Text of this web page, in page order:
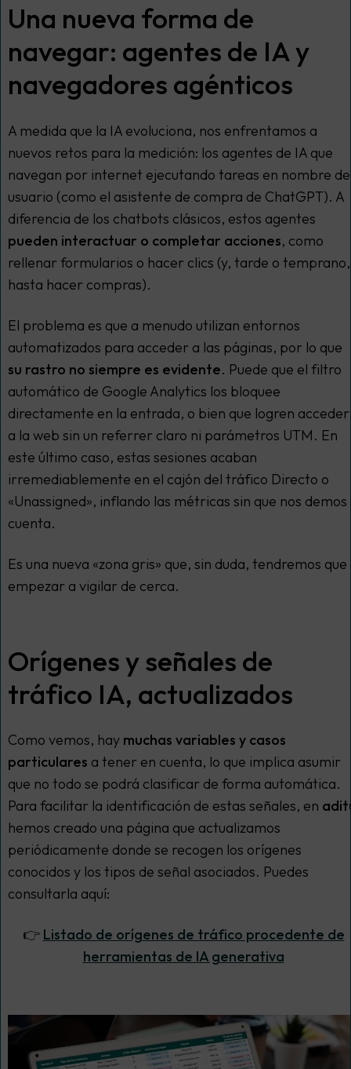
Una nueva forma de
navegar: agentes de IA y
navegadores agénticos
A medida que la IA evoluciona, nos enfrentamos a
nuevos retos para la medición: los agentes de IA que
navegan por internet ejecutando tareas en nombre
usuario (como el asistente de compra de ChatGPT). A
diferencia de los chatbots clásicos, estos agentes
pueden interactuar o completar acciones, como
rellenar formularios o hacer clics (y, tarde o temprano,
hasta hacer compras).
El problema es que a menudo utilizan entornos
automatizados para acceder a las páginas, por lo que
su rastro no siempre es evidente. Puede que el filtro
automático de Google Analytics los bloquee
directamente en la entrada, o bien que logren acceder
a la web sin un referrer claro ni parámetros UTM. En
este último caso, estas sesiones acaban
irremediablemente en el cajón del tráfico Directo o
«Unassigned», inflando las métricas sin que nos demos
cuenta.
Es una nueva «zona gris» que, sin duda, tendremos que
empezar a vigilar de cerca.
Orígenes y señales de
tráfico IA, actualizados
Como vemos, hay muchas variables y casos
particulares a tener en cuenta, lo que implica asumir
que no todo se podrá clasificar de forma automática.
Para facilitar la identificación de estas señales, en
hemos creado una página que actualizamos
periódicamente donde se recogen los orígenes
conocidos y los tipos de señal asociados. Puedes
consultarla aquí:
👉 Listado de orígenes de tráfico procedente de
herramientas de IA generativa